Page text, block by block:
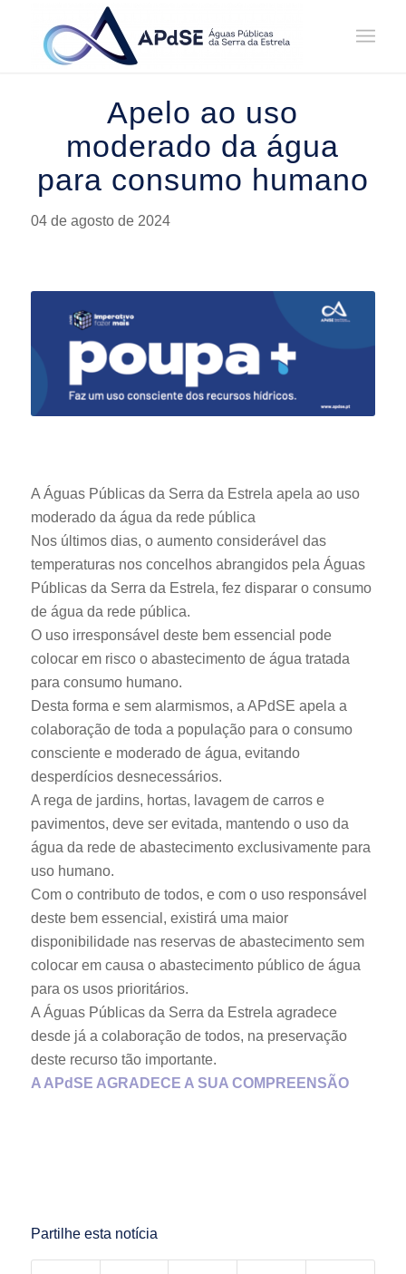
Home / Notícias Avisos
Apelo ao uso moderado da água da rede pública
Apelo ao uso
moderado da água
para consumo humano
04 de agosto de 2024
A Águas Públicas da Serra da Estrela apela ao uso
moderado da água da rede pública
Nos últimos dias, o aumento considerável das
temperaturas nos concelhos abrangidos pela Águas
Públicas da Serra da Estrela, fez disparar o consumo
de água da rede pública.
O uso irresponsável deste bem essencial pode
colocar em risco o abastecimento de água tratada
para consumo humano.
Desta forma e sem alarmismos, a APdSE apela a
colaboração de toda a população para o consumo
consciente e moderado de água, evitando
desperdícios desnecessários.
A rega de jardins, hortas, lavagem de carros e
pavimentos, deve ser evitada, mantendo o uso da
água da rede de abastecimento exclusivamente para
uso humano.
Com o contributo de todos, e com o uso responsável
deste bem essencial, existirá uma maior
disponibilidade nas reservas de abastecimento sem
colocar em causa o abastecimento público de água
para os usos prioritários.
A Águas Públicas da Serra da Estrela agradece
desde já a colaboração de todos, na preservação
deste recurso tão importante.
A APdSE AGRADECE A SUA COMPREENSÃO
Partilhe esta notícia